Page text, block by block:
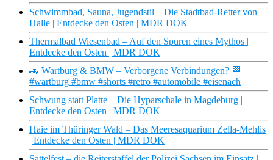
Schwimmbad, Sauna, Jugendstil – Die Stadtbad-Retter von
Halle | Entdecke den Osten | MDR DOK
Thermalbad Wiesenbad – Auf den Spuren eines Mythos |
Entdecke den Osten | MDR DOK
🚗 Wartburg & BMW – Verborgene Verbindungen? 🏁
#wartburg #bmw #shorts #retro #automobile #eisenach
Schwung statt Platte – Die Hyparschale in Magdeburg |
Entdecke den Osten | MDR DOK
Haie im Thüringer Wald – Das Meeresaquarium Zella-Mehlis
| Entdecke den Osten | MDR DOK